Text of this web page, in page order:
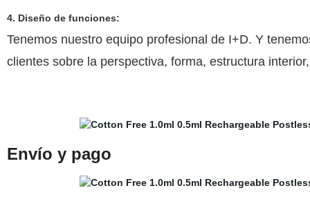
4. Diseño de funciones:
Tenemos nuestro equipo profesional de I+D. Y
clientes sobre la perspectiva, forma, estructura
Envío y pago